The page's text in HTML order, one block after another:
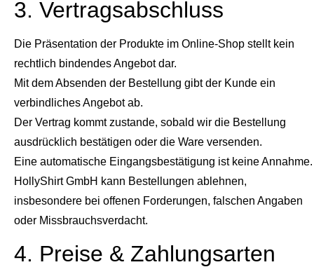
3. Vertragsabschluss
Die Präsentation der Produkte im Online-Shop stellt kein
rechtlich bindendes Angebot dar.
Mit dem Absenden der Bestellung gibt der Kunde ein
verbindliches Angebot ab.
Der Vertrag kommt zustande, sobald wir die Bestellung
ausdrücklich bestätigen oder die Ware versenden.
Eine automatische Eingangsbestätigung ist keine Annahme.
HollyShirt GmbH kann Bestellungen ablehnen,
insbesondere bei offenen Forderungen, falschen Angaben
oder Missbrauchsverdacht.
4. Preise & Zahlungsarten